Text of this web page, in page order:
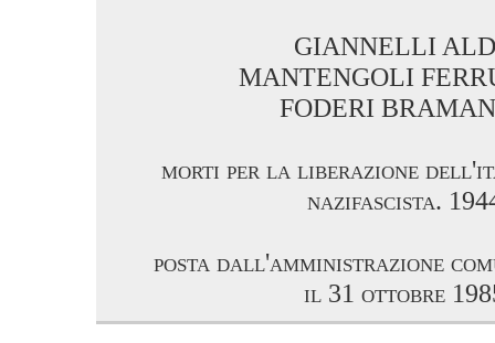
GIANNELLI
MANTENGOLI
FODERI
morti per la liberazione
nazifascista.
posta dall'amministrazione
il 31 ottobre